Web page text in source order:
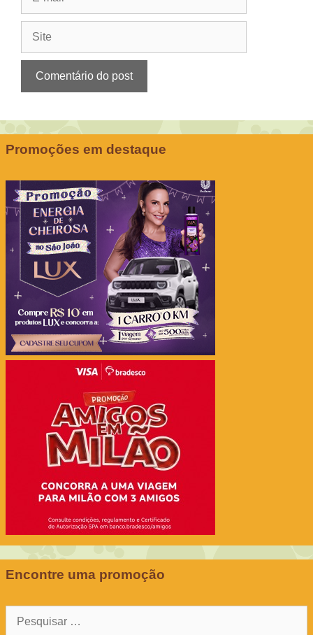
Promoções em destaque
Encontre uma promoção
Pesquisar